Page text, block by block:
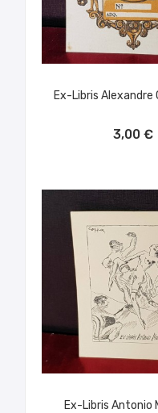
Ex-Libris Alexandre
3,00 €
Ex-Libris Antonio